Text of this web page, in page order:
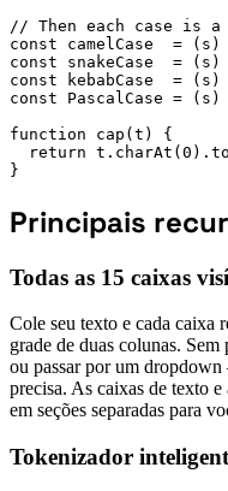
// Then each case is
const camelCase  =
const snakeCase  =
const kebabCase  =
const PascalCase =
function cap(t) {
return
}
Principais
Todas as 15 caixas
Cole seu texto e cada caixa
grade de duas colunas.
ou passar por um
precisa. As caixas de texto
em seções separadas para
Tokenizador